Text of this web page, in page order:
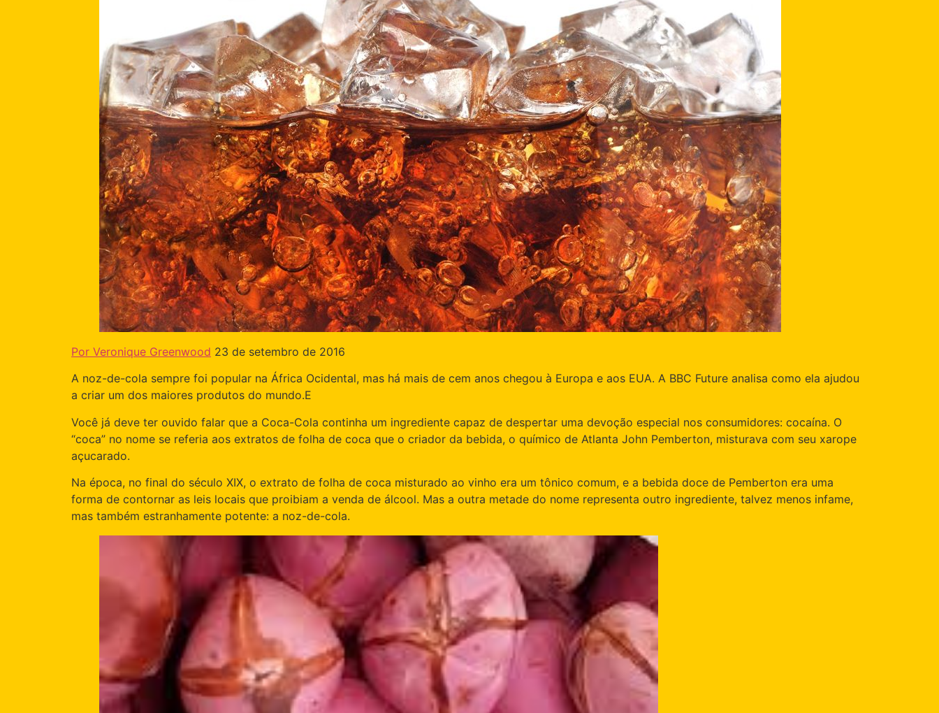
Por Veronique Greenwood 23 de setembro de 2016
A noz-de-cola sempre foi popular na África Ocidental, mas há mais de cem anos chegou à Europa e aos EUA. A BBC Future analisa como ela ajudou
a criar um dos maiores produtos do mundo.E
Você já deve ter ouvido falar que a Coca-Cola continha um ingrediente capaz de despertar uma devoção especial nos consumidores: cocaína. O
“coca” no nome se referia aos extratos de folha de coca que o criador da bebida, o químico de Atlanta John Pemberton, misturava com seu xarope
açucarado.
Na época, no final do século XIX, o extrato de folha de coca misturado ao vinho era um tônico comum, e a bebida doce de Pemberton era uma
forma de contornar as leis locais que proibiam a venda de álcool. Mas a outra metade do nome representa outro ingrediente, talvez menos infame,
mas também estranhamente potente: a noz-de-cola.